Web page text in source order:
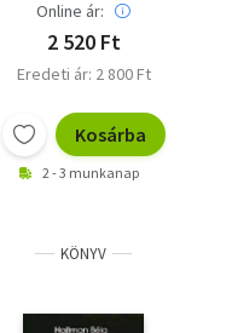
Online ár:
2 520 Ft
Eredeti ár: 2 800 Ft
Kosárba
2 - 3 munkanap
KÖNYV